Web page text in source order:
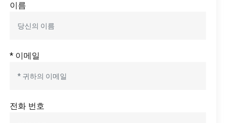
이름
* 이메일
전화 번호